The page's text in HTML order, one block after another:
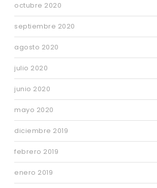
octubre 2020
septiembre 2020
agosto 2020
julio 2020
junio 2020
mayo 2020
diciembre 2019
febrero 2019
enero 2019